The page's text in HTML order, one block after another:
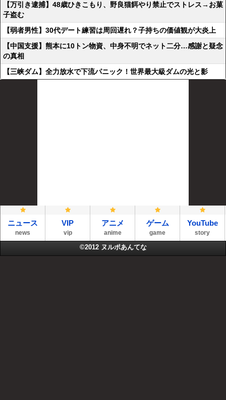
【万引き逮捕】48歳ひきこもり、野良猫餌やり禁止でストレス→お菓
子盗む
【弱者男性】30代デート練習は周回遅れ？子持ちの価値観が大炎上
【中国支援】熊本に10トン物資、中身不明でネット二分…感謝と疑念
の真相
【三峡ダム】全力放水で下流パニック！世界最大級ダムの光と影
ニュース
news
VIP
vip
アニメ
anime
ゲーム
game
YouTube
story
©2012 ヌルポあんてな